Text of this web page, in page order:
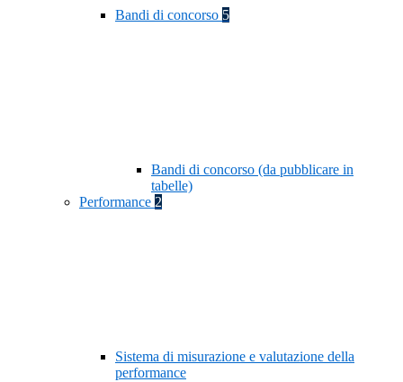
Bandi di concorso 5
Bandi di concorso (da pubblicare in
tabelle)
Performance 2
Sistema di misurazione e valutazione della
performance